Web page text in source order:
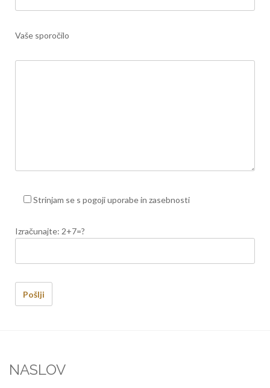
Vaše sporočilo
Strinjam se s pogoji uporabe in zasebnosti
Izračunajte: 2+7=?
NASLOV